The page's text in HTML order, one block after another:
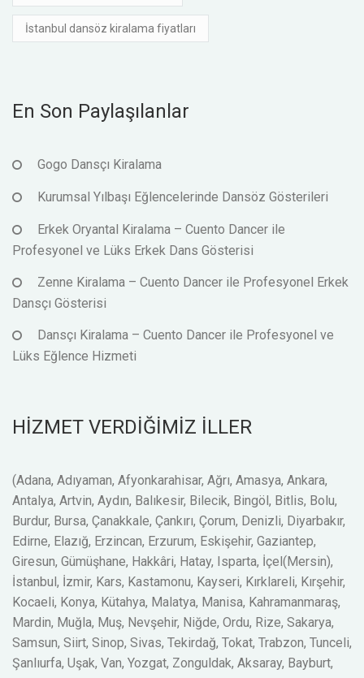
İstanbul dansöz kiralama fiyatları
En Son Paylaşılanlar
Gogo Dansçı Kiralama
Kurumsal Yılbaşı Eğlencelerinde Dansöz Gösterileri
Erkek Oryantal Kiralama – Cuento Dancer ile
Profesyonel ve Lüks Erkek Dans Gösterisi
Zenne Kiralama – Cuento Dancer ile Profesyonel Erkek
Dansçı Gösterisi
Dansçı Kiralama – Cuento Dancer ile Profesyonel ve
Lüks Eğlence Hizmeti
HİZMET VERDİĞİMİZ İLLER
(Adana, Adıyaman, Afyonkarahisar, Ağrı, Amasya, Ankara,
Antalya, Artvin, Aydın, Balıkesir, Bilecik, Bingöl, Bitlis, Bolu,
Burdur, Bursa, Çanakkale, Çankırı, Çorum, Denizli, Diyarbakır,
Edirne, Elazığ, Erzincan, Erzurum, Eskişehir, Gaziantep,
Giresun, Gümüşhane, Hakkâri, Hatay, Isparta, İçel(Mersin),
İstanbul, İzmir, Kars, Kastamonu, Kayseri, Kırklareli, Kırşehir,
Kocaeli, Konya, Kütahya, Malatya, Manisa, Kahramanmaraş,
Mardin, Muğla, Muş, Nevşehir, Niğde, Ordu, Rize, Sakarya,
Samsun, Siirt, Sinop, Sivas, Tekirdağ, Tokat, Trabzon, Tunceli,
Şanlıurfa, Uşak, Van, Yozgat, Zonguldak, Aksaray, Bayburt,